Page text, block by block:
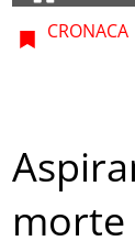
CRONACA
morte